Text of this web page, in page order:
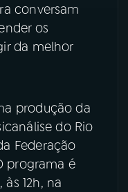
conversam
os
da melhor
produção da
do Rio
Federação
programa é
12h, na